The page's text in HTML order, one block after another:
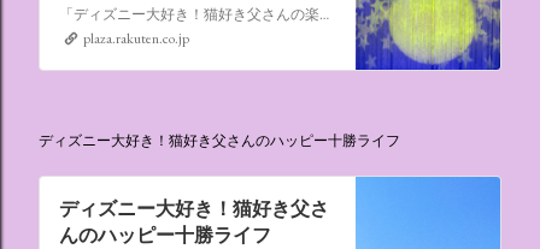
「ディズニー大好き！猫好き父さんの楽天ブログ」にようこそ！ いろんなブログサービスが廃止になるなか満を持して楽天ブログをはじめようと思います。 よろしくお願いいたします。
plaza.rakuten.co.jp
ディズニー大好き！猫好き父さんのハッピー十勝ライフ
ディズニー大好き！猫好き父さ
んのハッピー十勝ライフ